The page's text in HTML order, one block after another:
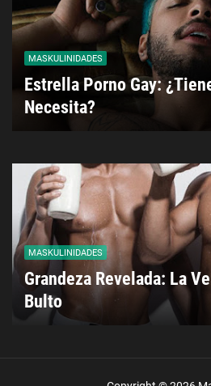
MASKULINIDADES
Estrella Porno Gay:
Necesita?
MASKULINIDADES
Grandeza Revelada: La
Bulto